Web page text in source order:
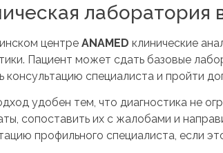
лаборатория
центре ANAMED клинические
Пациент может сдать базовые
консультацию специалиста и пройти
удобен тем, что диагностика не
сопоставить их с жалобами и
профильного специалиста, если